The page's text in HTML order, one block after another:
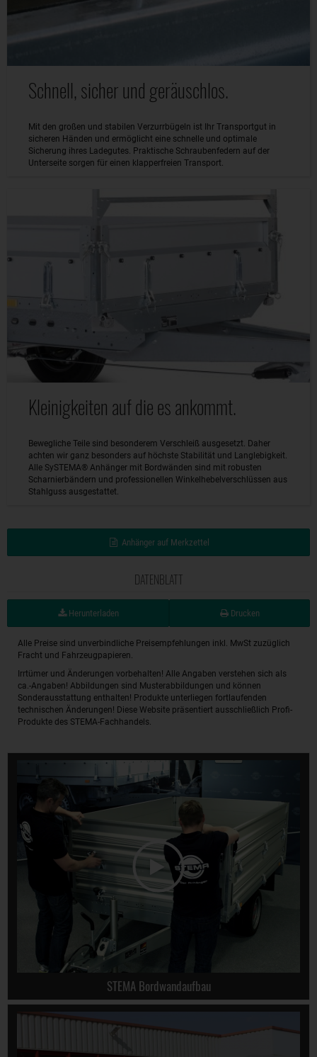
Schnell, sicher und geräuschlos.
Mit den großen und stabilen Verzurrbügeln ist Ihr Transportgut in
sicheren Händen und ermöglicht eine schnelle und optimale
Sicherung ihres Ladegutes. Praktische Schraubenfedern auf der
Unterseite sorgen für einen klapperfreien Transport.
Kleinigkeiten auf die es ankommt.
Bewegliche Teile sind besonderem Verschleiß ausgesetzt. Daher
achten wir ganz besonders auf höchste Stabilität und Langlebigkeit.
Alle SySTEMA® Anhänger mit Bordwänden sind mit robusten
Scharnierbändern und professionellen Winkelhebelverschlüssen aus
Stahlguss ausgestattet.
Anhänger auf Merkzettel
DATENBLATT
Herunterladen Drucken
Alle Preise sind unverbindliche Preisempfehlungen inkl. MwSt zuzüglich
Fracht und Fahrzeugpapieren.
Irrtümer und Änderungen vorbehalten! Alle Angaben verstehen sich als
ca.-Angaben! Abbildungen sind Musterabbildungen und können
Sonderausstattung enthalten! Produkte unterliegen fortlaufenden
technischen Änderungen! Diese Website präsentiert ausschließlich Profi-
Produkte des STEMA-Fachhandels.
STEMA Bordwandaufbau